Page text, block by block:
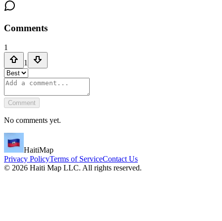
Comments
1
1
Comment
No comments yet.
HaitiMap
Privacy PolicyTerms of ServiceContact Us
© 2026 Haiti Map LLC. All rights reserved.